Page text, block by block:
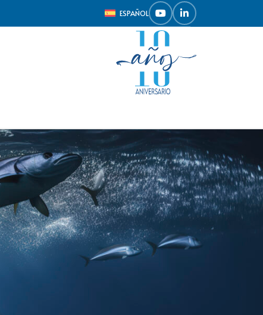
ESPAÑOL
Mostrar 9 12 18 24